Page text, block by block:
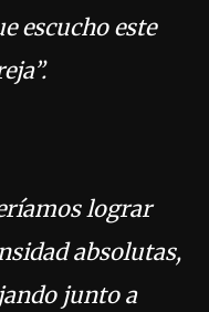
escucho este
lograr
absolutas,
junto a